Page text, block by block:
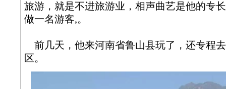
旅游，就是不进旅游业，相声曲艺是他的专
做一名游客,。
前几天，他来河南省鲁山县玩了，还专程
区。